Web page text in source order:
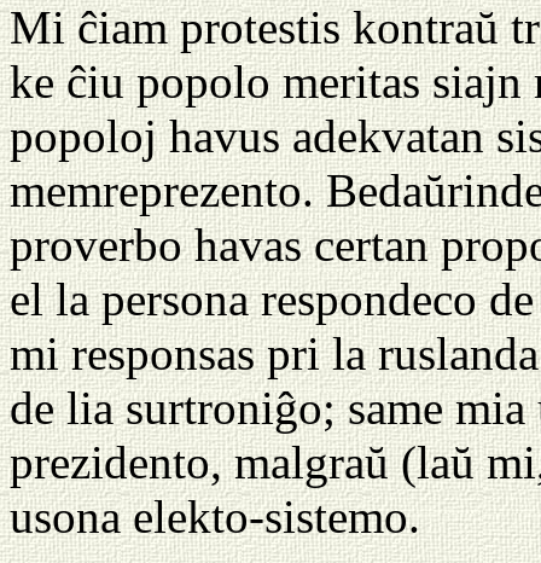
Mi ĉiam protestis kontraŭ
ke ĉiu popolo meritas siajn
popoloj havus adekvatan
memreprezento.
proverbo havas certan
el la persona respondeco
mi responsas pri la
de lia surtroniĝo; same mia
prezidento, malgraŭ (laŭ
usona elekto-sistemo.